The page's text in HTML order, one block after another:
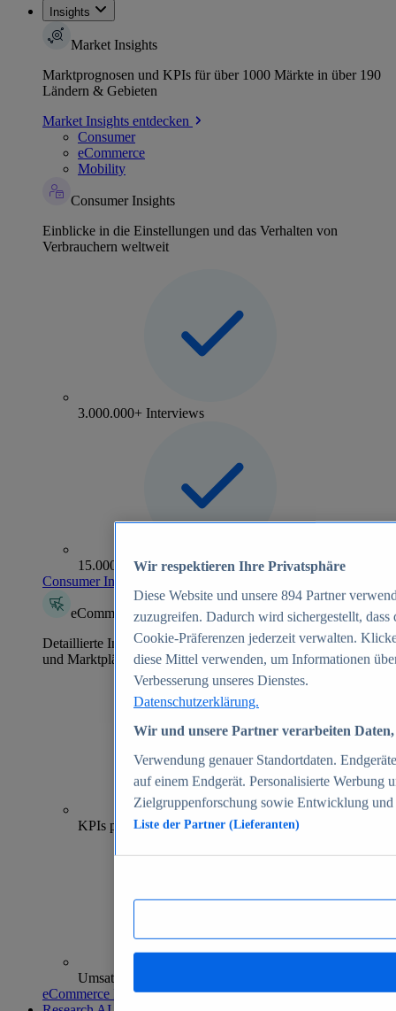
Insights
Market Insights
Marktprognosen und KPIs für über 1000 Märkte in über 190
Ländern & Gebieten
Market Insights entdecken
Consumer
eCommerce
Mobility
Consumer Insights
Einblicke in die Einstellungen und das Verhalten von
Verbrauchern weltweit
3.000.000+ Interviews
15.000+ Marken
Consumer Insights entdecken
eCommerce Insights
Detaillierte Informationen zu mehr als 39.000 Online-Shops
und Marktplätzen
70+
KPIs pro Shop
Umsatzanalysen und -prognosen
eCommerce Insights entdecken
Wir respektieren Ihre Privatsphäre
Diese Website und unsere 894 Partner
zuzugreifen. Dadurch wird sichergestellt,
Cookie-Präferenzen jederzeit verwalten.
diese Mittel verwenden, um Informationen
Verbesserung unseres Dienstes.
Datenschutzerklärung.
Wir und unsere Partner verarbeiten
Verwendung genauer Standortdaten.
auf einem Endgerät. Personalisierte Werbung
Zielgruppenforschung sowie Entwicklung
Liste der Partner (Lieferanten)